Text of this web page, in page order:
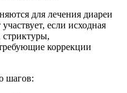
для лечения диареи
если исходная
стриктуры,
коррекции
шагов: